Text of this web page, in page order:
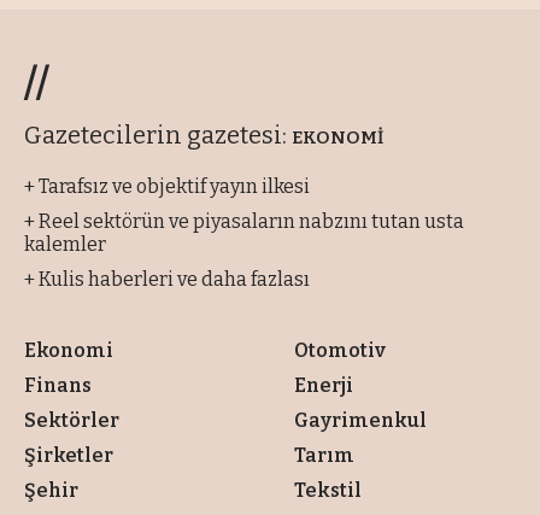
//
Gazetecilerin gazetesi: EKONOMİ
+ Tarafsız ve objektif yayın ilkesi
+ Reel sektörün ve piyasaların nabzını tutan usta
kalemler
+ Kulis haberleri ve daha fazlası
Ekonomi
Finans
Sektörler
Şirketler
Şehir
Otomotiv
Enerji
Gayrimenkul
Tarım
Tekstil